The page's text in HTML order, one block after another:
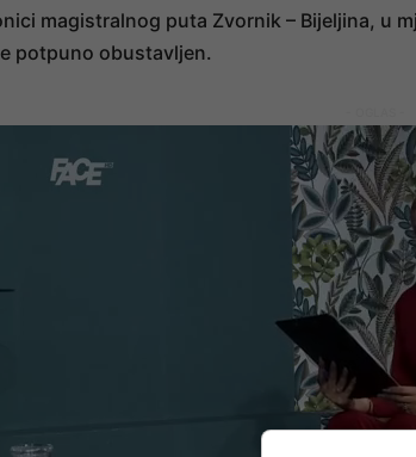
magistralnog puta Zvornik – Bijeljina, u
potpuno obustavljen.